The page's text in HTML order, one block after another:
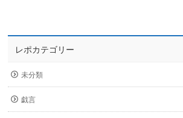
レポカテゴリー
未分類
戯言